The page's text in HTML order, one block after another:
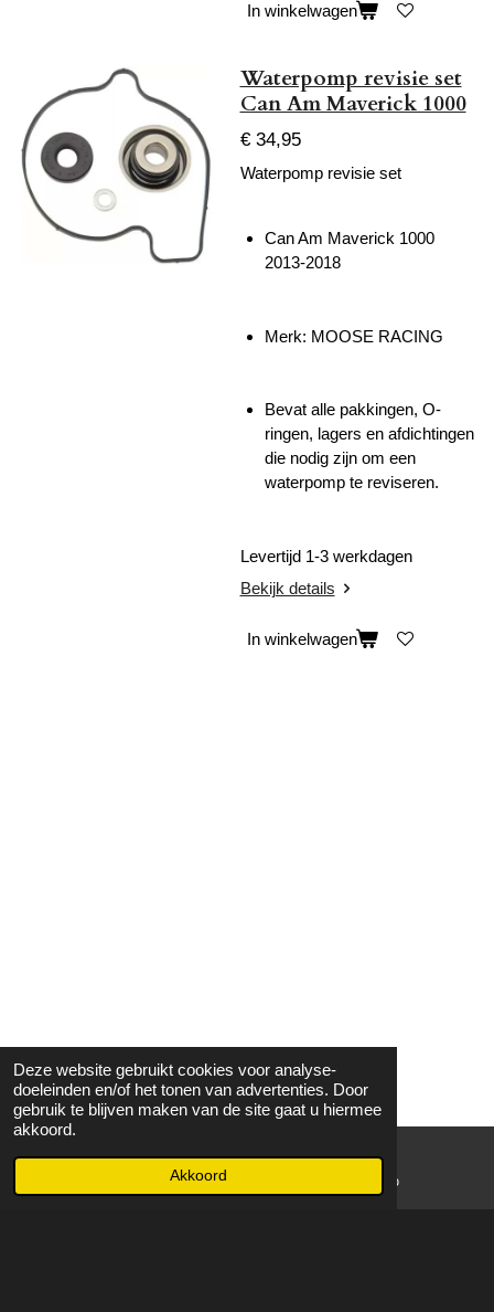
Deze website gebruikt cookies voor analyse-
doeleinden en/of het tonen van advertenties. Door
gebruik te blijven maken van de site gaat u hiermee
akkoord.
Akkoord
In winkelwagen
Waterpomp revisie set
Can Am Maverick 1000
€ 34,95
Waterpomp revisie set
Can Am Maverick 1000
2013-2018
Merk: MOOSE RACING
Bevat alle pakkingen, O-
ringen, lagers en afdichtingen
die nodig zijn om een ​​
waterpomp te reviseren.
Levertijd 1-3 werkdagen
Bekijk details
In winkelwagen
WhatsApp